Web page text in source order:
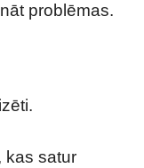
problēmas.
kas satur